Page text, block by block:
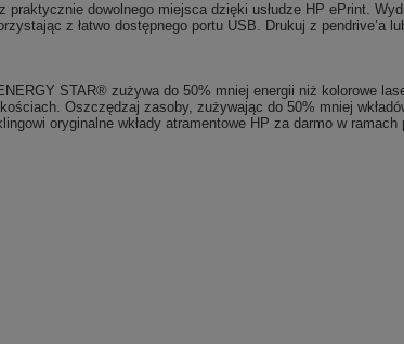
dowolnego miejsca dzięki usłudze HP ePrint.
z łatwo dostępnego portu USB. Drukuj z pendrive’a
STAR® zużywa do 50% mniej energii niż kolorowe
Oszczędzaj zasoby, zużywając do 50% mniej
oryginalne wkłady atramentowe HP za darmo w